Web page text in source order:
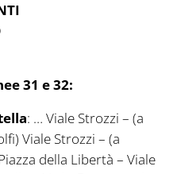
31 e 32:
: … Viale Strozzi – (a
Viale Strozzi – (a
della Libertà – Viale